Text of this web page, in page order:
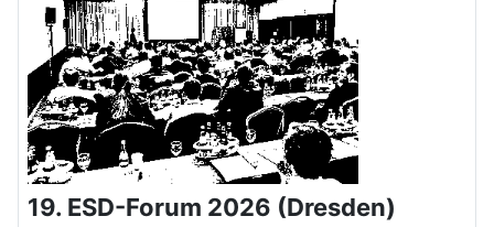
19. ESD-Forum 2026 (Dresden)